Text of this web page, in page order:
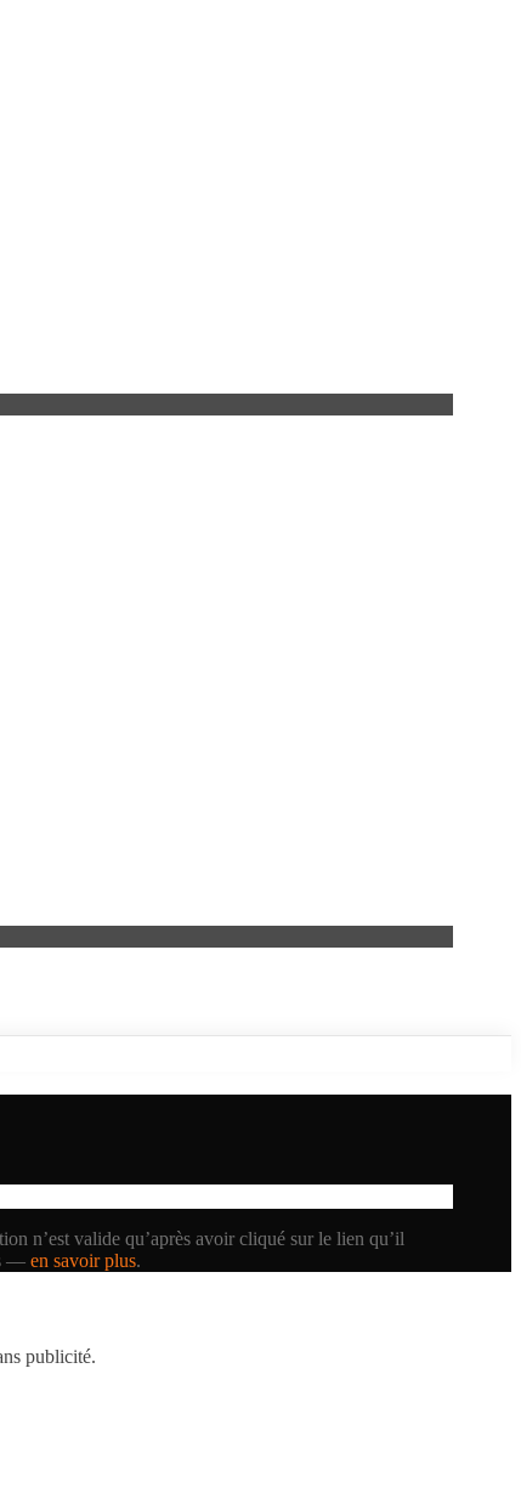
n’est valide qu’après avoir cliqué sur le lien qu’il
— en savoir plus.
publicité.